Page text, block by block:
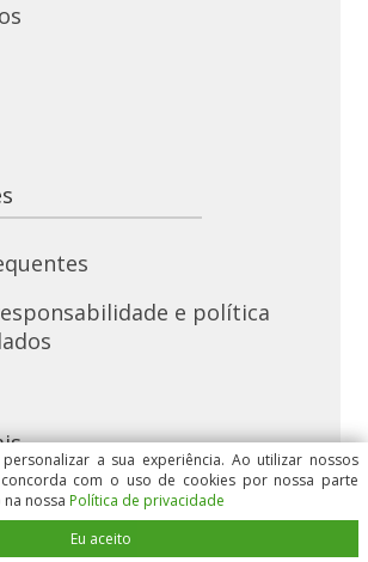
a sua experiência. Ao utilizar nossos
com o uso de cookies por nossa parte
nossa Política de privacidade
Eu aceito
e política